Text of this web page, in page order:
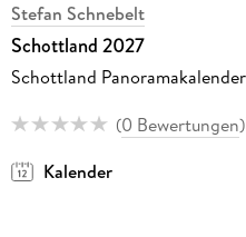
Stefan Schnebelt
Schottland 2027
Schottland Panoramakalender
(0 Bewertungen)
Kalender